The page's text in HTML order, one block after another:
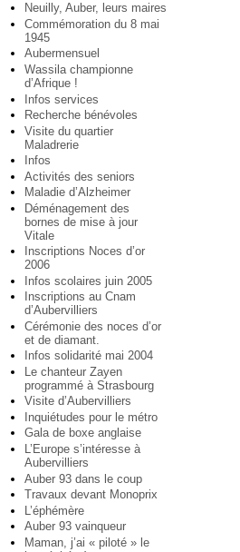
Neuilly, Auber, leurs maires
Commémoration du 8 mai
1945
Aubermensuel
Wassila championne
d’Afrique !
Infos services
Recherche bénévoles
Visite du quartier
Maladrerie
Infos
Activités des seniors
Maladie d’Alzheimer
Déménagement des
bornes de mise à jour
Vitale
Inscriptions Noces d’or
2006
Infos scolaires juin 2005
Inscriptions au Cnam
d’Aubervilliers
Cérémonie des noces d’or
et de diamant.
Infos solidarité mai 2004
Le chanteur Zayen
programmé à Strasbourg
Visite d’Aubervilliers
Inquiétudes pour le métro
Gala de boxe anglaise
L’Europe s’intéresse à
Aubervilliers
Auber 93 dans le coup
Travaux devant Monoprix
L’éphémère
Auber 93 vainqueur
Maman, j’ai « piloté » le